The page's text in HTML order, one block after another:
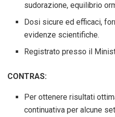
sudorazione, equilibrio
Dosi sicure ed efficaci,
evidenze scientifiche.
Registrato presso il
CONTRAS:
Per ottenere risultati
continuativa per alcune